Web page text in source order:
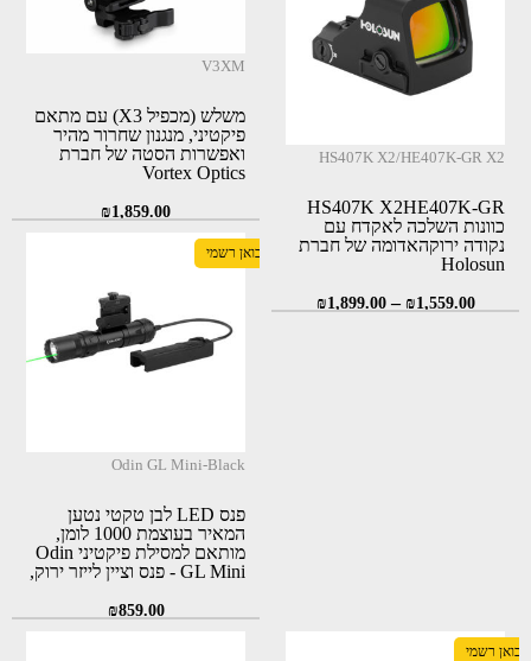
HS407K X2/HE407K-GR X2
HS407K X2HE407K-GR
כוונות השלכה לאקדח עם
נקודה ירוקהאדומה של חברת
Holosun
₪1,559.00
–
₪1,899.00
V3XM
משלש (מכפיל X3) עם מתאם
פיקטיני, מנגנון שחרור מהיר
ואפשרות הסטה של חברת
Vortex Optics
₪1,859.00
יבואן רשמי
Odin GL Mini-Black
פנס LED לבן טקטי נטען
המאיר בעוצמת 1000 לומן,
מותאם למסילת פיקטיני Odin
GL Mini - פנס וציין לייזר ירוק,
₪859.00
יבואן רשמי